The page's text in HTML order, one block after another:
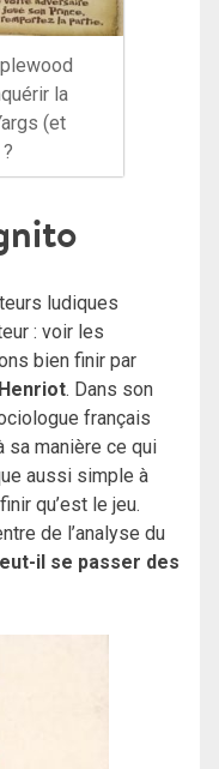
la
(et
ludiques
: voir les
bien finir par
. Dans son
français
manière ce qui
aussi simple à
qu’est le jeu.
de l’analyse du
il se passer des